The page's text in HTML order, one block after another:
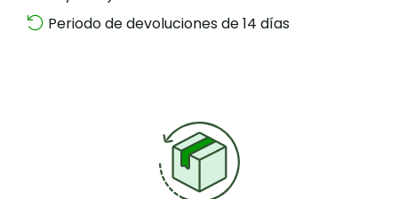
Periodo de devoluciones de 14 días